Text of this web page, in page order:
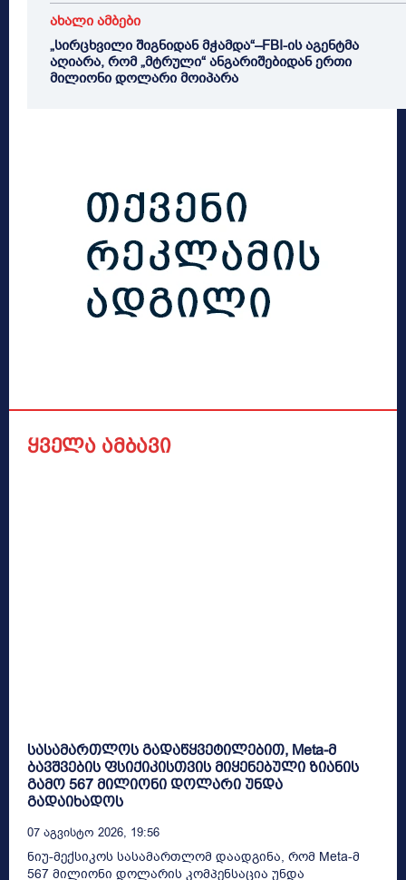
ახალი ამბები
„სირცხვილი შიგნიდან მჭამდა“–FBI-ის აგენტმა
აღიარა, რომ „მტრული“ ანგარიშებიდან ერთი
მილიონი დოლარი მოიპარა
ყველა ამბავი
სასამართლოს გადაწყვეტილებით, Meta-მ
ბავშვების ფსიქიკისთვის მიყენებული ზიანის
გამო 567 მილიონი დოლარი უნდა
გადაიხადოს
07 Აგვისტო 2026, 19:56
ნიუ-მექსიკოს სასამართლომ დაადგინა, რომ Meta-მ
567 მილიონი დოლარის კომპენსაცია უნდა